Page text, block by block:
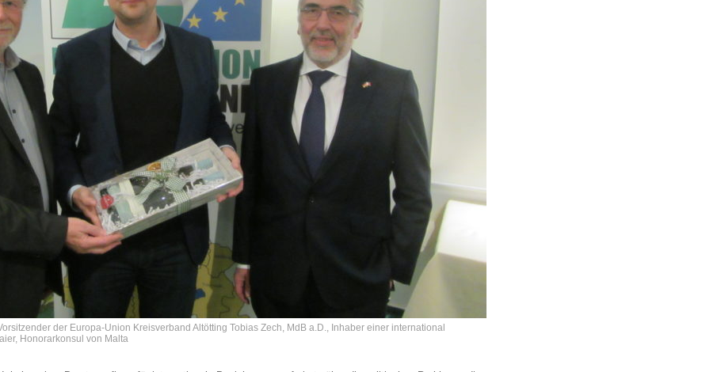
der Europa-Union Kreisverband Altötting Tobias Zech, MdB a.D., Inhaber einer international
Honorarkonsul von Malta